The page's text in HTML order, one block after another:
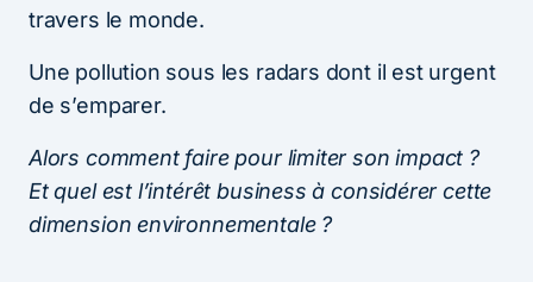
travers le monde.
Une pollution sous les radars dont il est urgent
de s’emparer.
Alors comment faire pour limiter son impact ?
Et quel est l’intérêt business à considérer cette
dimension environnementale ?